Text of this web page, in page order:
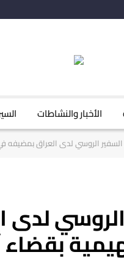
الأخبار والنشاطات
الروسي لدى العراق بمضيفه
لدى
بقضاء